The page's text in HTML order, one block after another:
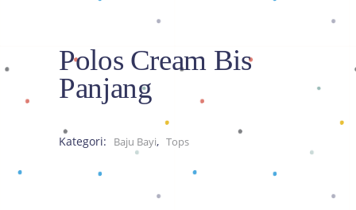
Polos Cream Bis
Panjang
Kategori: Baju Bayi, Tops